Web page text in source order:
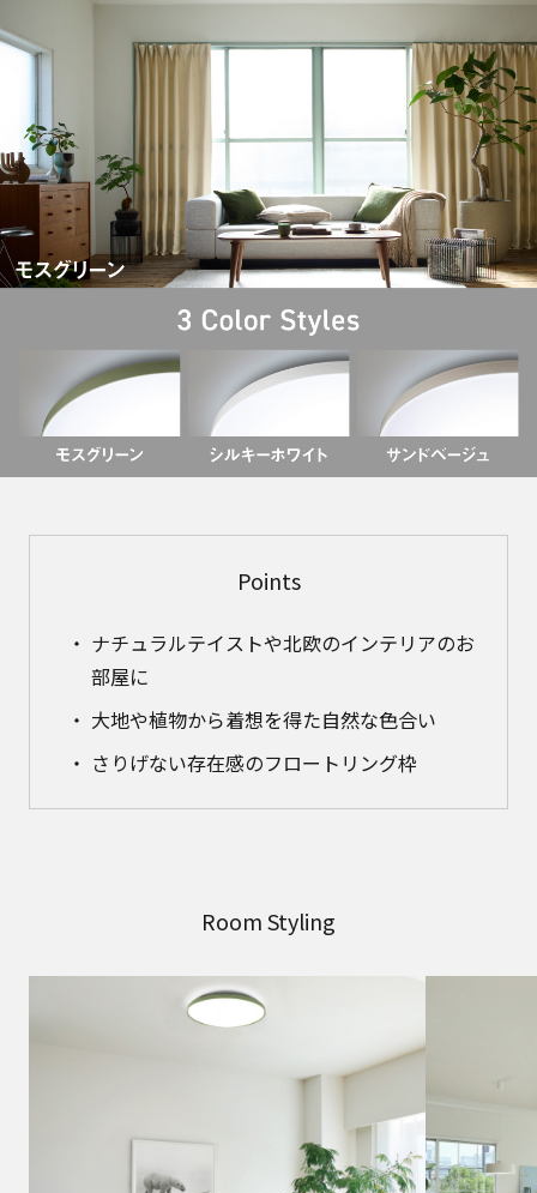
Points
ナチュラルテイストや北欧のインテリアのお
部屋に
大地や植物から着想を得た自然な色合い
さりげない存在感のフロートリング枠
Room Styling